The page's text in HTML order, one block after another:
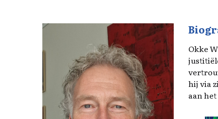
Okke
hij via
aan